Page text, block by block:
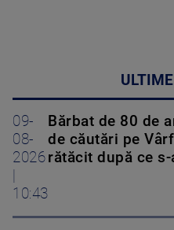
09-
08-
2026
10:43
Bărbat de 80 de
de căutări pe
rătăcit după ce